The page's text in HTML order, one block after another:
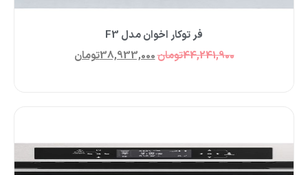
فر توکار اخوان مدل F3
44,241,900تومان38,933,000تومان